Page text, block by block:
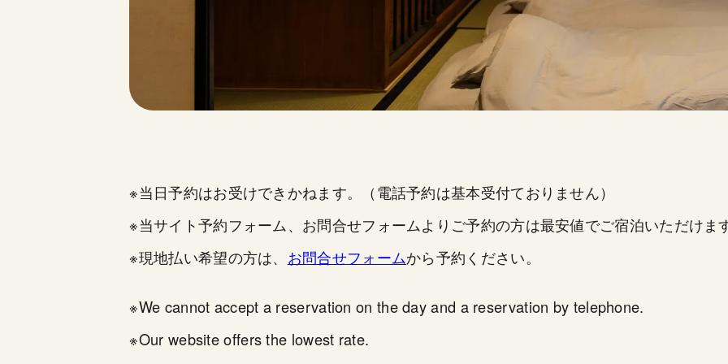
※当日予約はお受けできかねます。（電話予約は基本受付ておりません）
※当サイト予約フォーム、お問合せフォームよりご予約の方は最安値でご宿泊いただけま
※現地払い希望の方は、 お問合せフォームから予約ください。
※We cannot accept a reservation on the day and a reservation by telephone.
※Our website offers the lowest rate.